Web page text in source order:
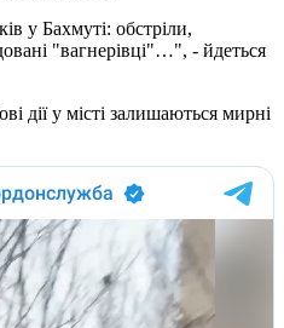
у Бахмуті: обстріли,
"вагнерівці"…", - йдеться
дії у місті залишаються мирні